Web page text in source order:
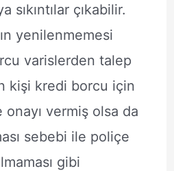
sıkıntılar çıkabilir.
yenilenmemesi
varislerden talep
kişi kredi borcu için
vermiş olsa da
sebebi ile poliçe
gibi